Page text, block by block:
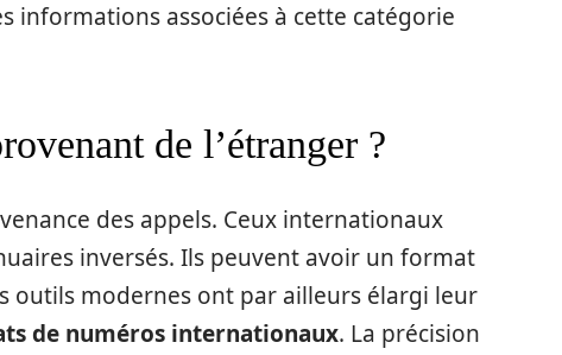
informations associées à cette catégorie
de l’étranger ?
des appels. Ceux internationaux
inversés. Ils peuvent avoir un format
outils modernes ont par ailleurs élargi leur
de numéros internationaux. La précision